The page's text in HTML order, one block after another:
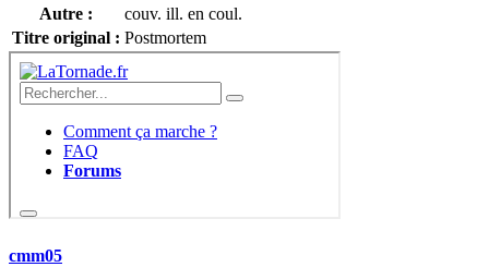
Autre :
couv. ill. en coul.
Titre original : Postmortem
cmm05